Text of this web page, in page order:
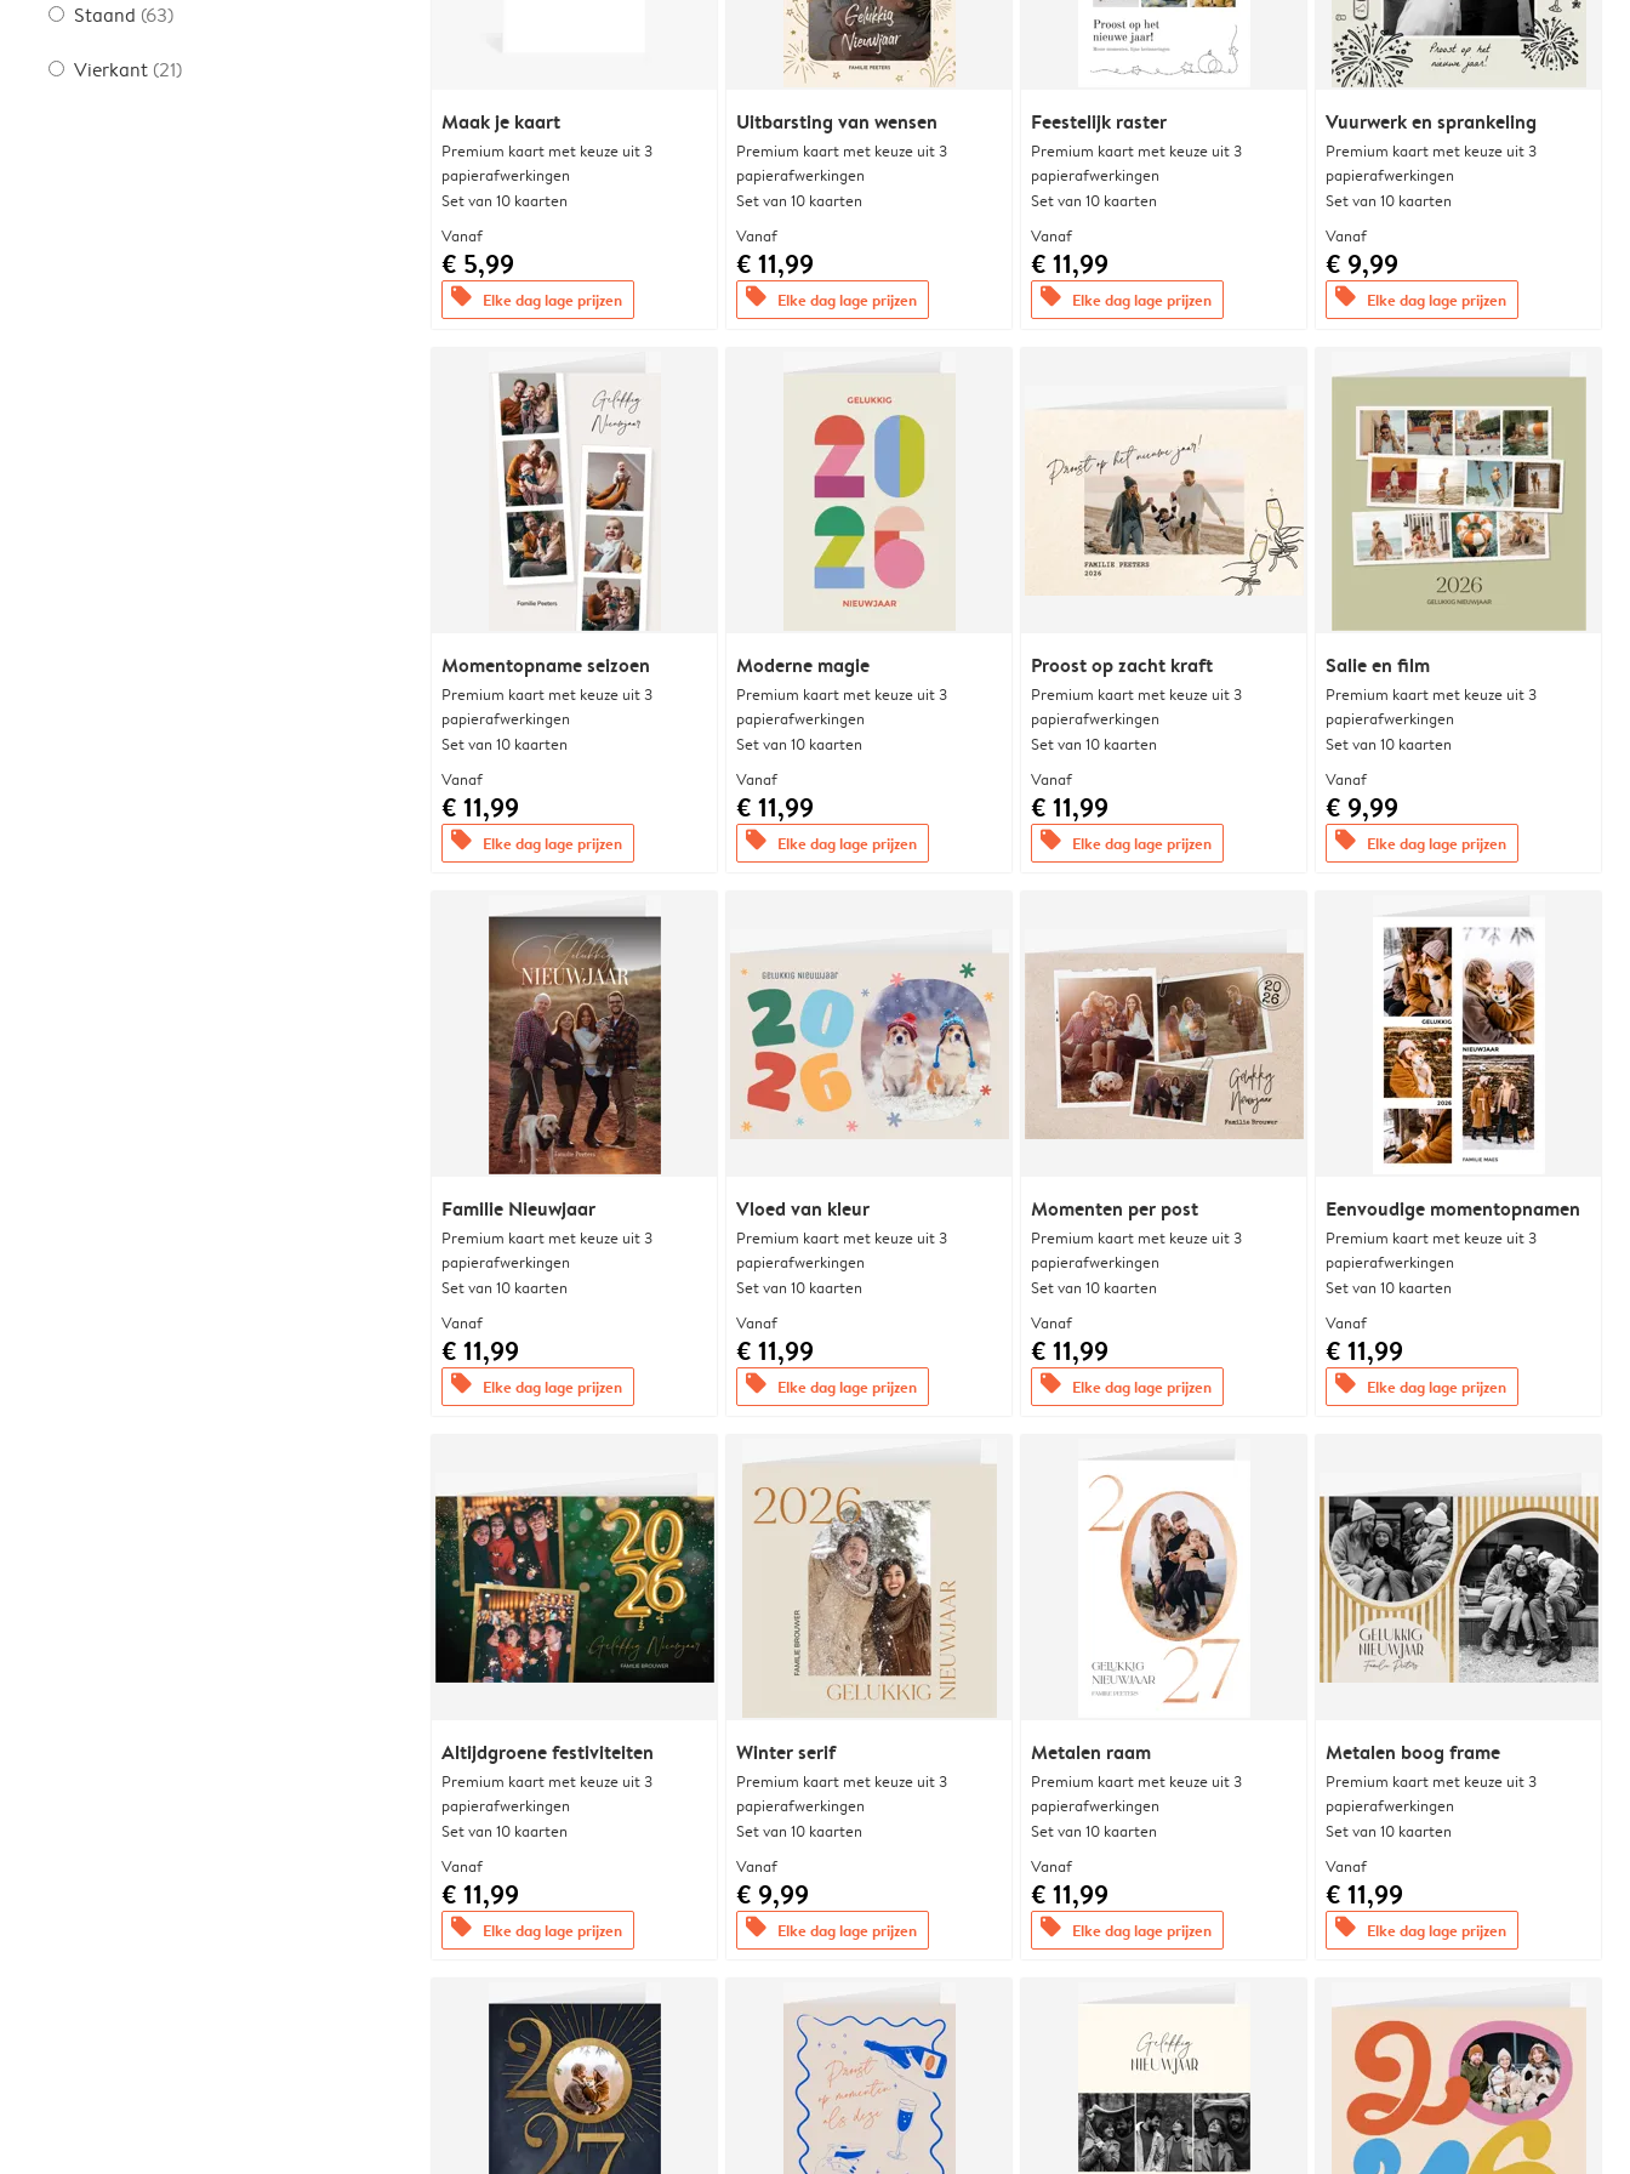
Staand (63)
Vierkant (21)
Maak je kaart
Premium kaart met keuze uit 3
papierafwerkingen
Set van 10 kaarten
Vanaf
€ 5,99
offers Elke dag lage prijzen
Uitbarsting van wensen
Premium kaart met keuze uit 3
papierafwerkingen
Set van 10 kaarten
Vanaf
€ 11,99
offers Elke dag lage prijzen
Feestelijk raster
Premium kaart met keuze uit 3
papierafwerkingen
Set van 10 kaarten
Vanaf
€ 11,99
offers Elke dag lage prijzen
Vuurwerk en sprankeling
Premium kaart met keuze uit 3
papierafwerkingen
Set van 10 kaarten
Vanaf
€ 9,99
offers Elke dag lage prijzen
Momentopname seizoen
Premium kaart met keuze uit 3
papierafwerkingen
Set van 10 kaarten
Vanaf
€ 11,99
offers Elke dag lage prijzen
Moderne magie
Premium kaart met keuze uit 3
papierafwerkingen
Set van 10 kaarten
Vanaf
€ 11,99
offers Elke dag lage prijzen
Proost op zacht kraft
Premium kaart met keuze uit 3
papierafwerkingen
Set van 10 kaarten
Vanaf
€ 11,99
offers Elke dag lage prijzen
Salie en film
Premium kaart met keuze uit 3
papierafwerkingen
Set van 10 kaarten
Vanaf
€ 9,99
offers Elke dag lage prijzen
Familie Nieuwjaar
Premium kaart met keuze uit 3
papierafwerkingen
Set van 10 kaarten
Vanaf
€ 11,99
offers Elke dag lage prijzen
Vloed van kleur
Premium kaart met keuze uit 3
papierafwerkingen
Set van 10 kaarten
Vanaf
€ 11,99
offers Elke dag lage prijzen
Momenten per post
Premium kaart met keuze uit 3
papierafwerkingen
Set van 10 kaarten
Vanaf
€ 11,99
offers Elke dag lage prijzen
Eenvoudige momentopnamen
Premium kaart met keuze uit 3
papierafwerkingen
Set van 10 kaarten
Vanaf
€ 11,99
offers Elke dag lage prijzen
Altijdgroene festiviteiten
Premium kaart met keuze uit 3
papierafwerkingen
Set van 10 kaarten
Vanaf
€ 11,99
offers Elke dag lage prijzen
Winter serif
Premium kaart met keuze uit 3
papierafwerkingen
Set van 10 kaarten
Vanaf
€ 9,99
offers Elke dag lage prijzen
Metalen raam
Premium kaart met keuze uit 3
papierafwerkingen
Set van 10 kaarten
Vanaf
€ 11,99
offers Elke dag lage prijzen
Metalen boog frame
Premium kaart met keuze uit 3
papierafwerkingen
Set van 10 kaarten
Vanaf
€ 11,99
offers Elke dag lage prijzen